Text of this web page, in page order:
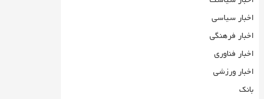
اخبار سیاسی
اخبار فرهنگی
اخبار فناوری
اخبار ورزشی
بانک